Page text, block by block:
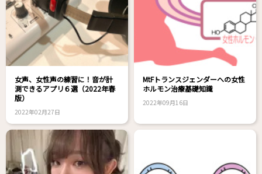
女声、女性声の練習に！音が計
測できるアプリ６選（2022年春
版）
2022年02月27日
MtFトランスジェンダーへの女性
ホルモン治療基礎知識
2022年09月16日